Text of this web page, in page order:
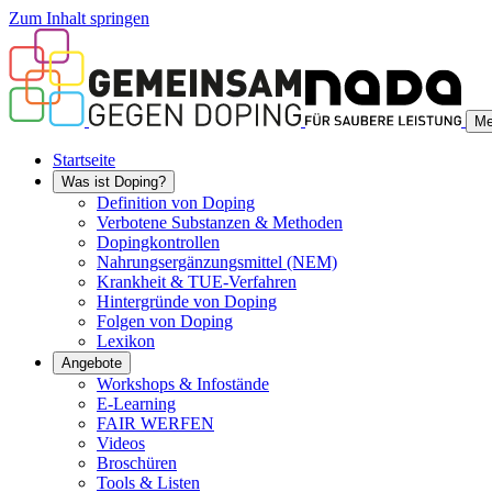
Zum Inhalt springen
Startseite
Was ist Doping?
Definition von Doping
Verbotene Substanzen & Methoden
Dopingkontrollen
Nahrungsergänzungsmittel (NEM)
Krankheit & TUE-Verfahren
Hintergründe von Doping
Folgen von Doping
Lexikon
Angebote
Workshops & Infostände
E-Learning
FAIR WERFEN
Videos
Broschüren
Tools & Listen